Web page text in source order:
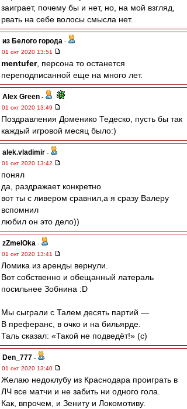
заиграет, почему бы и нет, но, на мой взгляд,
рвать на себе волосы смысла нет.
из Белого города -
01 окт 2020 13:51
mentufer, персона то останется
переподписанной еще на много лет.
Alex Green -
01 окт 2020 13:49
Поздравления Доменико Тедеско, пусть бы так
каждый игровой месяц было:)
alek.vladimir -
01 окт 2020 13:42
понял
да, раздражает конкретно
вот ты с ливером сравнил,а я сразу Валеру
вспомнил
любил он это дело))
zZmeIOka -
01 окт 2020 13:41
Ломика из аренды вернули.
Вот собственно и обещанный латераль
посильнее Зобнина :D
Мы сыграли с Талем десять партий —
В преферанс, в очко и на бильярде.
Таль сказал: «Такой не подведёт!» (с)
Den_777 -
01 окт 2020 13:40
Желаю недоклубу из Краснодара проиграть в
ЛЧ все матчи и не забить ни одного гола.
Как, впрочем, и Зениту и Локомотиву.